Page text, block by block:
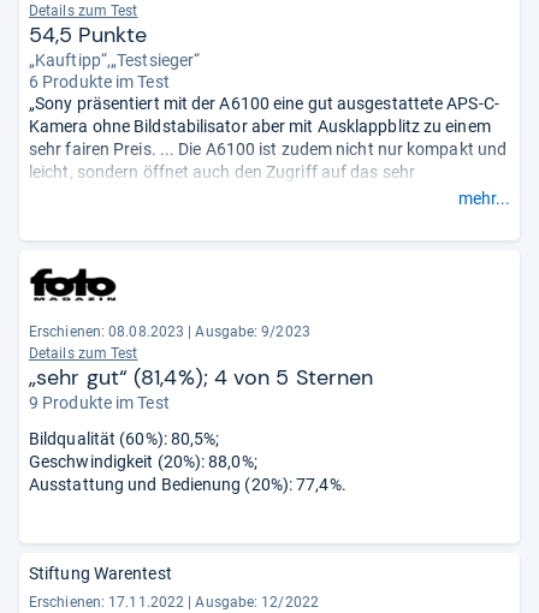
Details zum Test
54,5 Punkte
„Kauftipp“,„Testsieger“
6 Produkte im Test
„Sony präsentiert mit der A6100 eine gut ausgestattete APS-C-
Kamera ohne Bildstabilisator aber mit Ausklappblitz zu einem
sehr fairen Preis. ... Die A6100 ist zudem nicht nur kompakt und
leicht, sondern öffnet auch den Zugriff auf das sehr
umfangreiche Objektivprogramm mit seiner Durchlässigkeit ins
Test ganz oben mit und kann auch bei ISO 800 überzeugen.“
mehr...
Erschienen: 08.08.2023 | Ausgabe: 9/2023
Details zum Test
„sehr gut“ (81,4%); 4 von 5 Sternen
9 Produkte im Test
Bildqualität (60%): 80,5%;
Geschwindigkeit (20%): 88,0%;
Ausstattung und Bedienung (20%): 77,4%.
Stiftung Warentest
Erschienen: 17.11.2022 | Ausgabe: 12/2022